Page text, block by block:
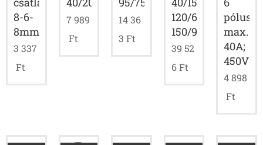
8-6-
8mm
3 337
Ft
7 989
Ft
14 36
3 Ft
120/60;
150/95mbar
39 52
6Ft
pólusú;
max.
40A;
450V
4 898
Ft